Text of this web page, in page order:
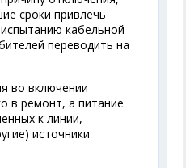
сроки привлечь
кабельной
переводить на
во включении
в ремонт, а питание
к линии,
источники